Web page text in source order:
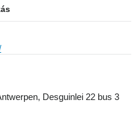
Desguinlei 22 bus 3